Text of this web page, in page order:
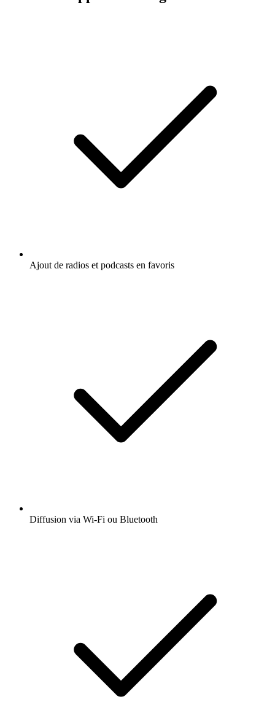
Ajout de radios et podcasts en favoris
Diffusion via Wi-Fi ou Bluetooth